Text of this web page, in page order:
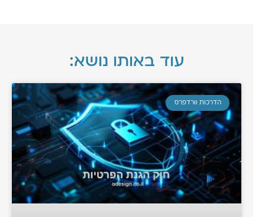
עוד באותו נושא:
הדרכות וורדפרס